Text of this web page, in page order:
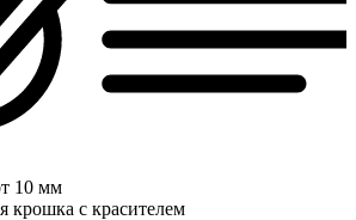
10 мм
крошка с красителем